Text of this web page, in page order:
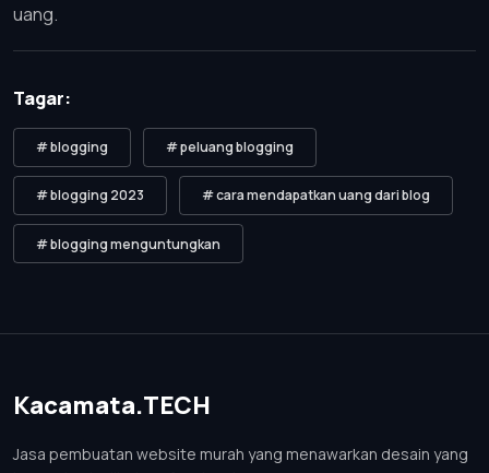
uang.
Tagar:
# blogging # peluang blogging
# blogging 2023 # cara mendapatkan uang dari blog
# blogging menguntungkan
Kacamata.TECH
Jasa pembuatan website murah yang menawarkan desain yang